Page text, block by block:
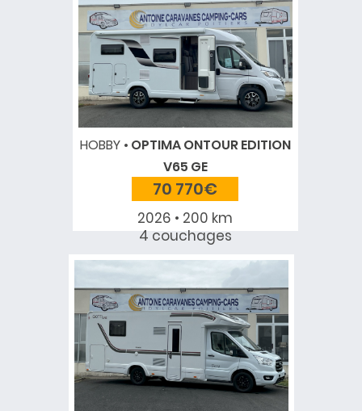
HOBBY
OPTIMA ONTOUR EDITION
V65 GE
70 770€
2026 • 200 km
4 couchages